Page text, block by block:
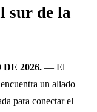
sur de la
2026. — El
un aliado
para conectar el